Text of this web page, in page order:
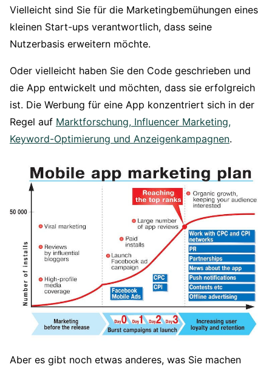
Vielleicht sind Sie für die Marketingbemühungen eines
kleinen Start-ups verantwortlich, dass seine
Nutzerbasis erweitern möchte.
Oder vielleicht haben Sie den Code geschrieben und
die App entwickelt und möchten, dass sie erfolgreich
ist. Die Werbung für eine App konzentriert sich in der
Regel auf Marktforschung, Influencer Marketing,
Keyword-Optimierung und Anzeigenkampagnen.
Aber es gibt noch etwas anderes, was Sie machen